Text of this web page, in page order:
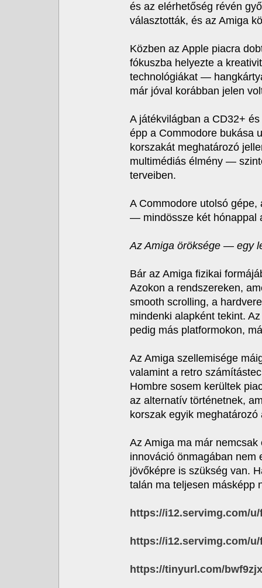
és az elérhetőség révén
választották, és az Amiga
Közben az Apple piacra
fókuszba helyezte a
technológiákat —
már jóval korábban jelen
A játékvilágban a CD32+
épp a Commodore bukása
korszakát meghatározó
multimédiás élmény —
terveiben.
A Commodore utolsó
— mindössze két hónappal
Az Amiga öröksége — egy
Bár az Amiga fizikai
Azokon a rendszereken,
smooth scrolling, a
mindenki alapként tekint.
pedig más platformokon,
Az Amiga szellemisége
valamint a retro
Hombre sosem kerültek
az alternatív történetnek,
korszak egyik meghatározó
Az Amiga ma már
innováció önmagában
jövőképre is szükség van.
talán ma teljesen másképp
https://i12.servimg.com/u/
https://i12.servimg.com/u/
https://tinyurl.com/